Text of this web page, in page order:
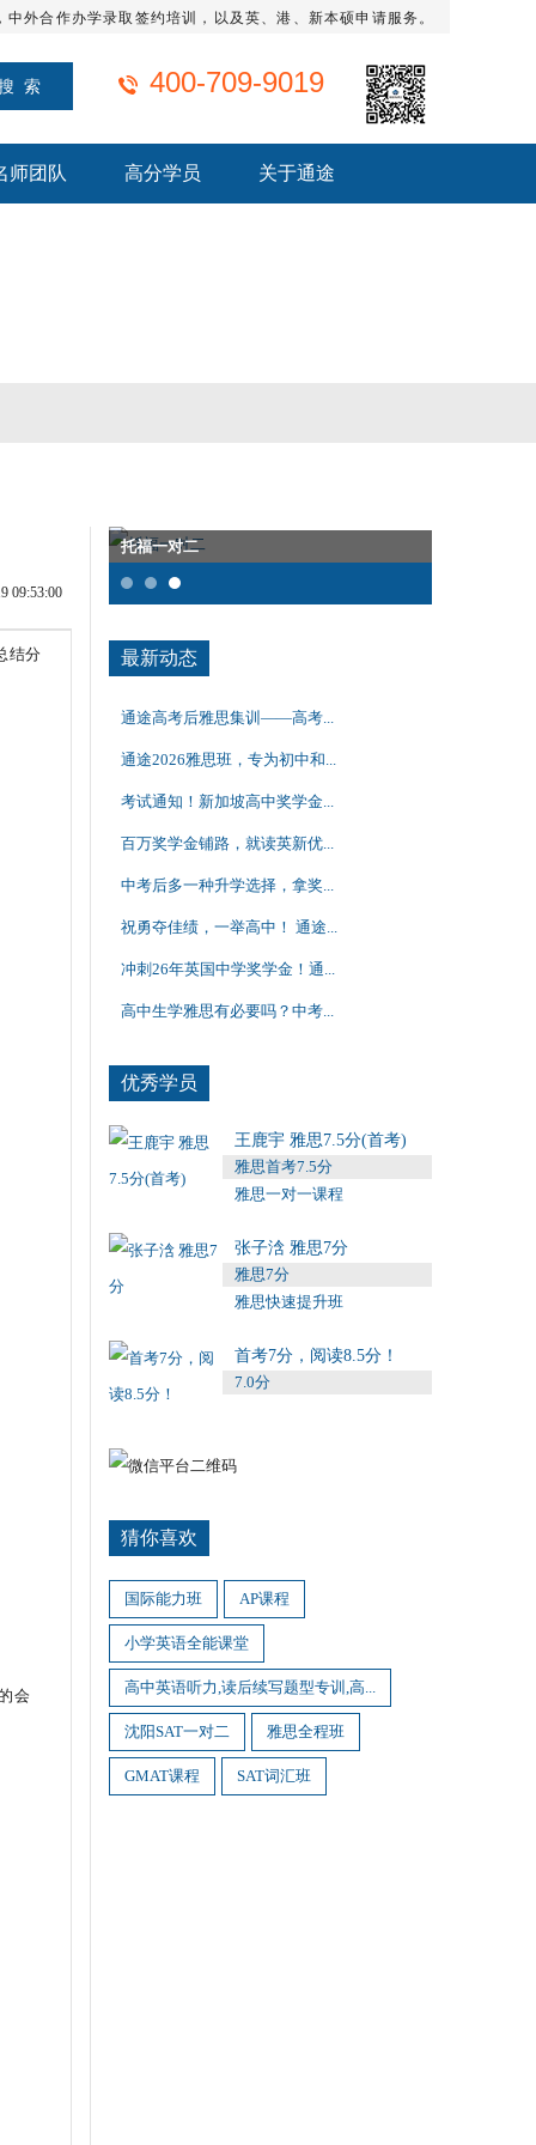
外合作办学录取签约培训，以及英、港、新本硕申请服务。
400-709-9019
师团队 高分学员 关于通途
09:53:00
结分
会
托福一对二
最新动态
通途高考后雅思集训——高考...
通途2026雅思班，专为初中和...
考试通知！新加坡高中奖学金...
百万奖学金铺路，就读英新优...
中考后多一种升学选择，拿奖...
祝勇夺佳绩，一举高中！ 通途...
冲刺26年英国中学奖学金！通...
高中生学雅思有必要吗？中考...
优秀学员
王鹿宇 雅思7.5分(首考)
雅思首考7.5分
雅思一对一课程
张子浛 雅思7分
雅思7分
雅思快速提升班
首考7分，阅读8.5分！
7.0分
猜你喜欢
国际能力班 AP课程
小学英语全能课堂
高中英语听力,读后续写题型专训,高...
沈阳SAT一对二 雅思全程班
GMAT课程 SAT词汇班